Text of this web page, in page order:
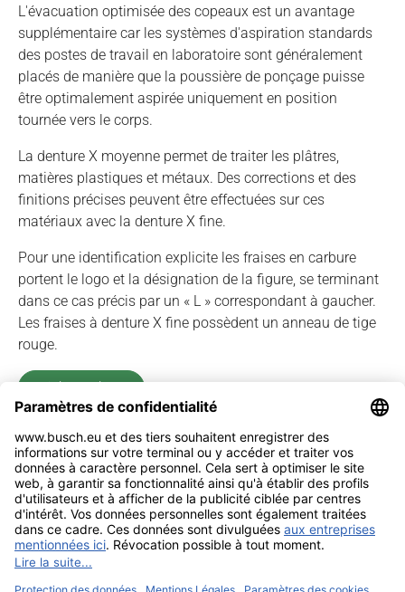
L'évacuation optimisée des copeaux est un avantage
supplémentaire car les systèmes d'aspiration standards
des postes de travail en laboratoire sont généralement
placés de manière que la poussière de ponçage puisse
être optimalement aspirée uniquement en position
tournée vers le corps.
La denture X moyenne permet de traiter les plâtres,
matières plastiques et métaux. Des corrections et des
finitions précises peuvent être effectuées sur ces
matériaux avec la denture X fine.
Pour une identification explicite les fraises en carbure
portent le logo et la désignation de la figure, se terminant
dans ce cas précis par un « L » correspondant à gaucher.
Les fraises à denture X fine possèdent un anneau de tige
rouge.
Voir le catalogue
Mentions légales